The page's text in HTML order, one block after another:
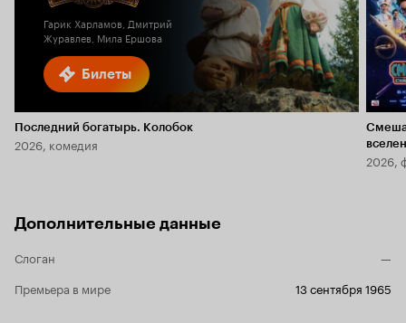
Билеты
Гарик Харламов, Дмитрий
Журавлев, Мила Ершова
Последний богатырь. Колобок
2026, комедия
2026,
Дополнительные данные
Слоган
—
Премьера в мире
13 сентября 1965